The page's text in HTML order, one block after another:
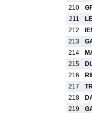
210
211
212
213
214
215
216
217
218
219